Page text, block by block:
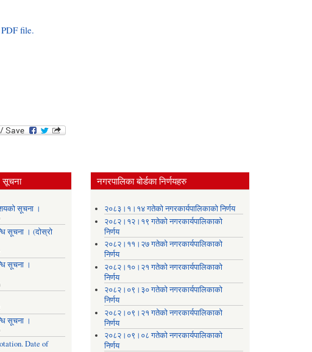
file.
सूचना
सूचना ।
सूचना । (दोस्रो
सूचना ।
सूचना ।
Date of
नगरपालिका बोर्डका निर्णयहरु
२०८३।१।१४ गतेको नगरकार्यपालिकाको निर्णय
२०८२।१२।१९ गतेको नगरकार्यपालिकाको
निर्णय
२०८२।११।२७ गतेको नगरकार्यपालिकाको
निर्णय
२०८२।१०।२१ गतेको नगरकार्यपालिकाको
निर्णय
२०८२।०९।३० गतेको नगरकार्यपालिकाको
निर्णय
२०८२।०९।२१ गतेको नगरकार्यपालिकाको
निर्णय
२०८२।०९।०८ गतेको नगरकार्यपालिकाको
निर्णय